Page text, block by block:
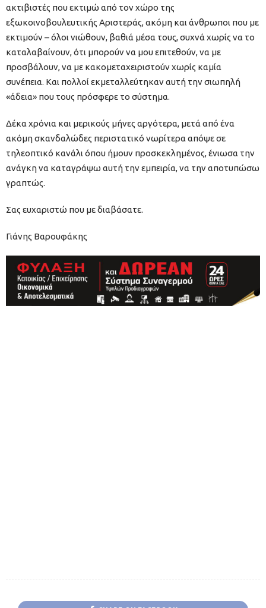
ακτιβιστές που εκτιμώ από τον χώρο της
εξωκοινοβουλευτικής Αριστεράς, ακόμη και άνθρωποι που με
εκτιμούν – όλοι νιώθουν, βαθιά μέσα τους, συχνά χωρίς να το
καταλαβαίνουν, ότι μπορούν να μου επιτεθούν, να με
προσβάλουν, να με κακομεταχειριστούν χωρίς καμία
συνέπεια. Και πολλοί εκμεταλλεύτηκαν αυτή την σιωπηλή
«άδεια» που τους πρόσφερε το σύστημα.
Δέκα χρόνια και μερικούς μήνες αργότερα, μετά από ένα
ακόμη σκανδαλώδες περιστατικό νωρίτερα απόψε σε
τηλεοπτικό κανάλι όπου ήμουν προσκεκλημένος, ένιωσα την
ανάγκη να καταγράψω αυτή την εμπειρία, να την αποτυπώσω
γραπτώς.
Σας ευχαριστώ που με διαβάσατε.
Γιάνης Βαρουφάκης